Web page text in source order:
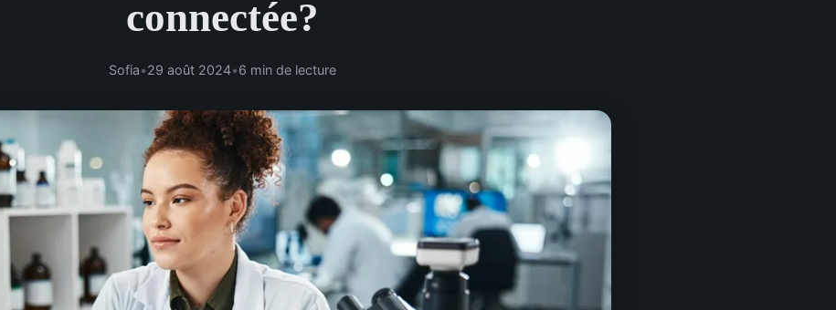
connectée?
Sofia•29 août 2024•6 min de lecture